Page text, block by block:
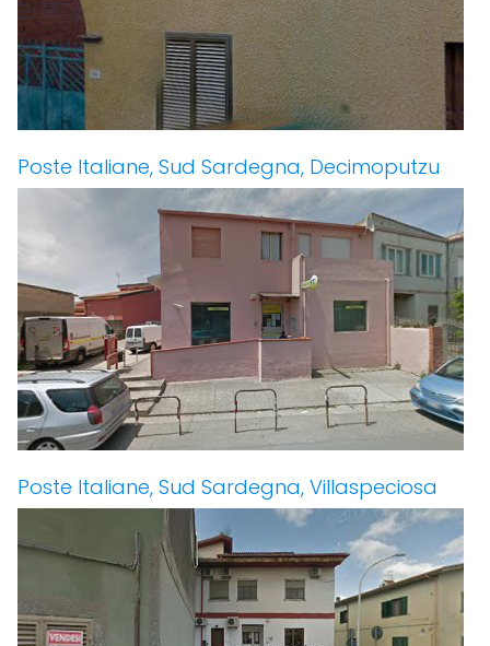
Poste Italiane, Sud Sardegna, Decimoputzu
Poste Italiane, Sud Sardegna, Villaspeciosa